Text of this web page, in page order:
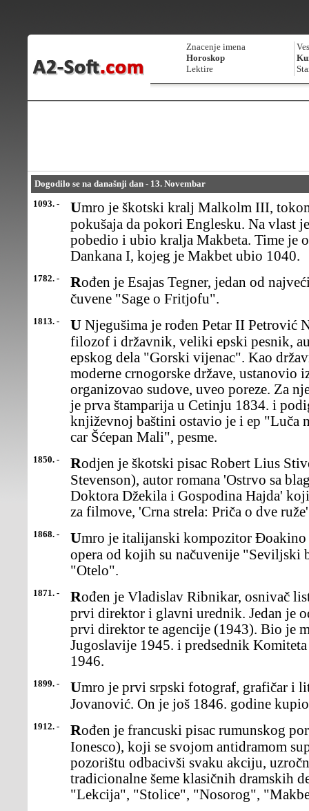
Znacenje imena
Horoskop
Lektire
Dogodilo se na današnji dan - 13. Novembar
1093. -
Umro je škotski kralj Malkolm III, tokom petog bezuspešnog
pokušaja da pokori Englesku. Na vlast
pobedio i ubio kralja Makbeta. Time je
Dankana I, kojeg je Makbet ubio 1040.
1782. - Rođen je Esajas Tegner, jedan od najvećih švedskih pesnika autor
čuvene "Sage o Fritjofu".
1813. - U Njegušima je rođen Petar II Petrović Njegoš, crnogorski vladika,
filozof i državnik, veliki epski pesnik,
epskog dela "Gorski vijenac". Kao
moderne crnogorske države, ustanovio
organizovao sudove, uveo poreze. Za
je prva štamparija u Cetinju 1834. i
književnoj baštini ostavio je i ep "Luča
car Šćepan Mali", pesme.
1850. - Rodjen je škotski pisac Robert Lius Stivenson (Robert Louis
Stevenson), autor romana 'Ostrvo sa
Doktora Džekila i Gospodina Hajda'
za filmove, 'Crna strela: Priča o dve
1868. - Umro je italijanski kompozitor Đoakino Antonio Rosini, autor 39
opera od kojih su načuvenije "Seviljski
"Otelo".
1871. - Rođen je Vladislav Ribnikar, osnivač lista "Politika" (1904), njen
prvi direktor i glavni urednik. Jedan je
prvi direktor te agencije (1943). Bio je
Jugoslavije 1945. i predsednik
1946.
1899. - Umro je prvi srpski fotograf, grafičar i litograf g. Anastas
Jovanović. On je još 1846. godine
1912. - Rođen je francuski pisac rumunskog porekla Ežen Jonesko (Eugene
Ionesco), koji se svojom antidramom
pozorištu odbacivši svaku akciju,
tradicionalne šeme klasičnih dramskih
"Lekcija", "Stolice", "Nosorog",